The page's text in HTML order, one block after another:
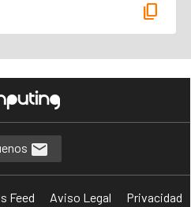
content_copy
Feed Aviso Legal
Privacidad